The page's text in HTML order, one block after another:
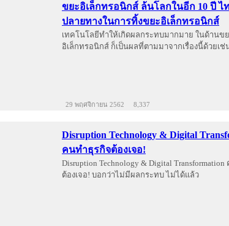
ขยะอิเล็กทรอนิกส์ ล้นโลกในอีก 10 ปี ไ
ปลายทางในการทิ้งขยะอิเล็กทรอนิกส์
เทคโนโลยีทำให้เกิดผลกระทบมากมาย ในด้านข
อิเล็กทรอนิกส์ ก็เป็นผลที่ตามมาจากเรื่องนี้ด้วยเช่
29 พฤศจิกายน 2562 8,337
Disruption Technology & Digital
คนทำธุรกิจต้องเจอ!
Disruption Technology & Digital
ต้องเจอ! บอกว่าไม่มีผลกระทบ ไม่ได้แล้ว